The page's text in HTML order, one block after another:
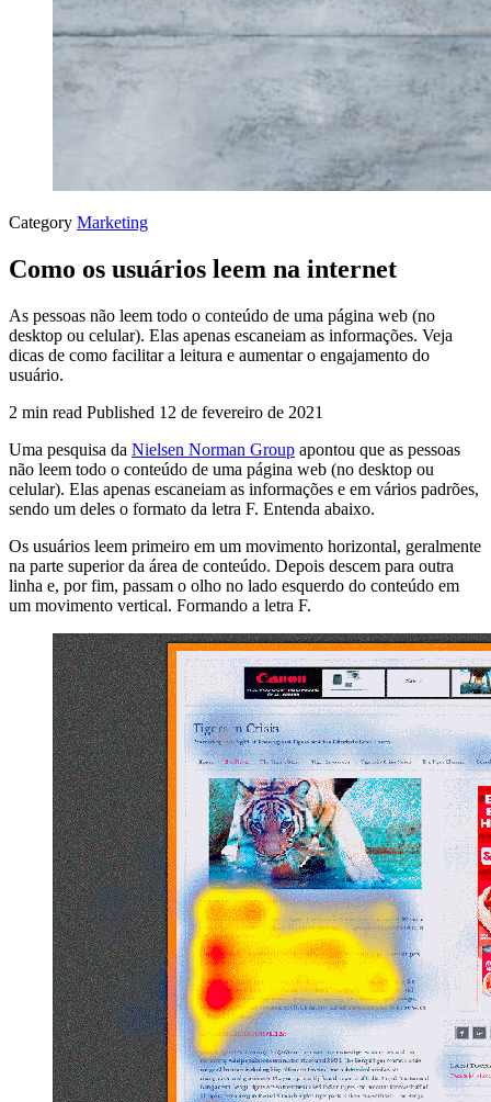
Category Marketing
Como os usuários leem na internet
As pessoas não leem todo o conteúdo de uma página web (no
desktop ou celular). Elas apenas escaneiam as informações. Veja
dicas de como facilitar a leitura e aumentar o engajamento do
usuário.
2 min read Published 12 de fevereiro de 2021
Uma pesquisa da Nielsen Norman Group apontou que as pessoas
não leem todo o conteúdo de uma página web (no desktop ou
celular). Elas apenas escaneiam as informações e em vários padrões,
sendo um deles o formato da letra F. Entenda abaixo.
Os usuários leem primeiro em um movimento horizontal, geralmente
na parte superior da área de conteúdo. Depois descem para outra
linha e, por fim, passam o olho no lado esquerdo do conteúdo em
um movimento vertical. Formando a letra F.